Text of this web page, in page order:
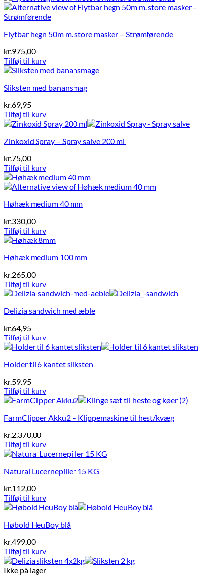
Flytbar hegn 50m m. store masker – Strømførende
kr.975,00
Tilføj til kurv
Sliksten med banansmag
kr.69,95
Tilføj til kurv
Zinkoxid Spray – Spray salve 200 ml
kr.75,00
Tilføj til kurv
Høhæk medium 40 mm
kr.330,00
Tilføj til kurv
Høhæk medium 100 mm
kr.265,00
Tilføj til kurv
Delizia sandwich med æble
kr.64,95
Tilføj til kurv
Holder til 6 kantet sliksten
kr.59,95
Tilføj til kurv
FarmClipper Akku2 – Klippemaskine til hest/kvæg
kr.2.370,00
Tilføj til kurv
Natural Lucernepiller 15 KG
kr.112,00
Tilføj til kurv
Høbold HeuBoy blå
kr.499,00
Tilføj til kurv
Ikke på lager